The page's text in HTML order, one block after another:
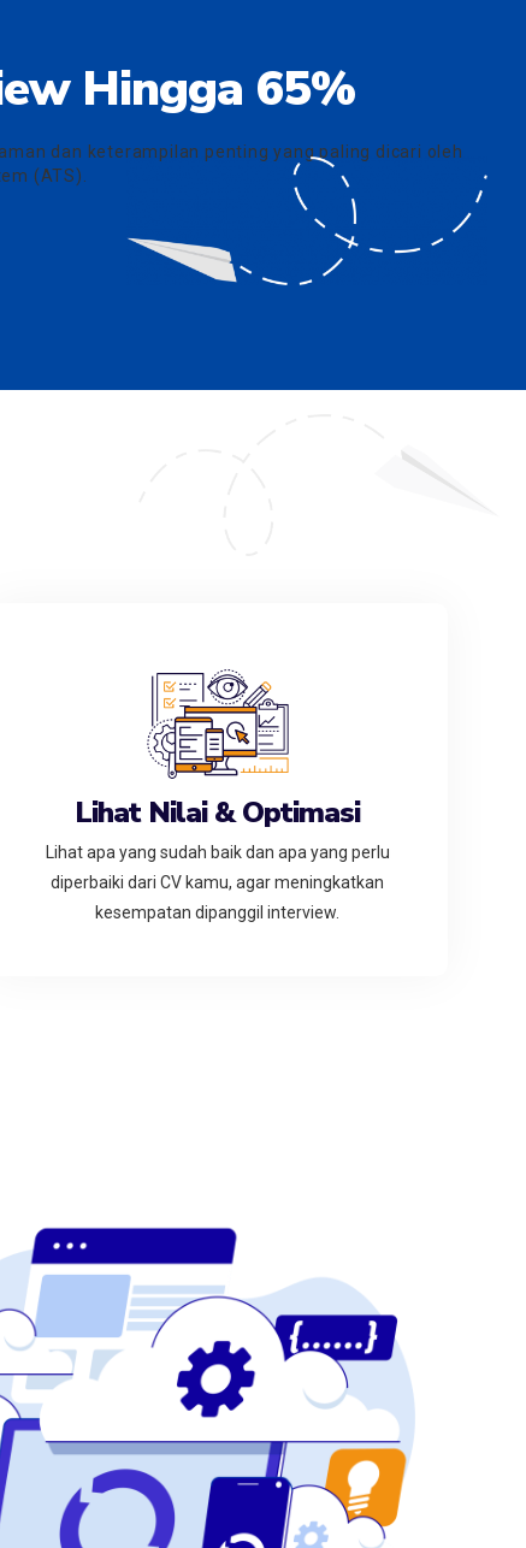
Hingga 65%
dan keterampilan penting yang paling dicari oleh
(ATS).
Lihat Nilai & Optimasi
Lihat apa yang sudah baik dan apa yang perlu
diperbaiki dari CV kamu, agar meningkatkan
kesempatan dipanggil interview.